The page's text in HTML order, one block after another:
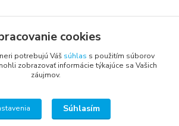
cookies
potrebujú Váš súhlas s použitím súborov
zobrazovať informácie týkajúce sa Vašich
záujmov.
Súhlasím